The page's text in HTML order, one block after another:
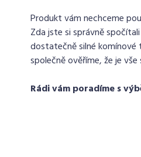
Produkt vám nechceme
Zda jste si správně
dostatečně silné komínové
společně ověříme, že je vše
Rádi vám poradíme s